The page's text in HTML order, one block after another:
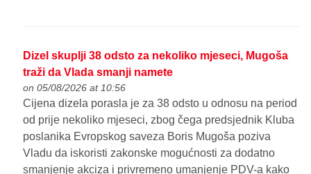
Dizel skuplji 38 odsto za nekoliko mjeseci, Mugoša
traži da Vlada smanji namete
on 05/08/2026 at 10:56
Cijena dizela porasla je za 38 odsto u odnosu na period
od prije nekoliko mjeseci, zbog čega predsjednik Kluba
poslanika Evropskog saveza Boris Mugoša poziva
Vladu da iskoristi zakonske mogućnosti za dodatno
smanjenje akciza i privremeno umanjenje PDV-a kako